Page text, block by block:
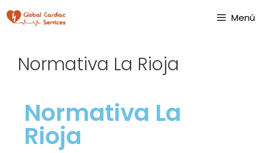
Menú
Normativa La Rioja
Normativa La
Rioja